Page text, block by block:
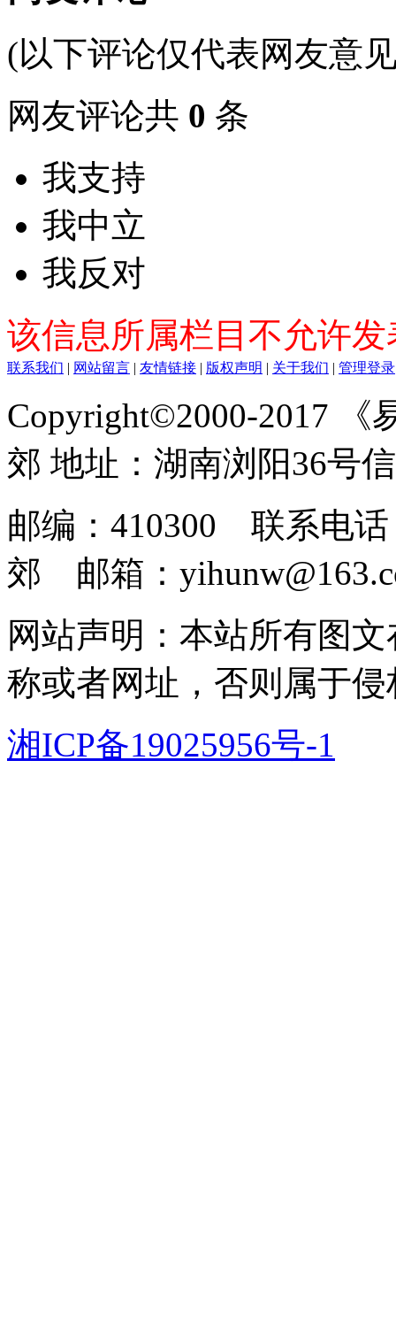
(以下评论仅代表网友意
网友评论共 0 条
我支持
我中立
我反对
该信息所属栏目不允许
联系我们 | 网站留言 | 友情链接 | 版权声明 | 关于我们 | 管理登录
Copyright©2000-2017 《
郊 地址：湖南浏阳36号
邮编：410300 联系电
郊 邮箱：
网站声明：本站所有图
称或者网址，否则属于
湘ICP备19025956号-1